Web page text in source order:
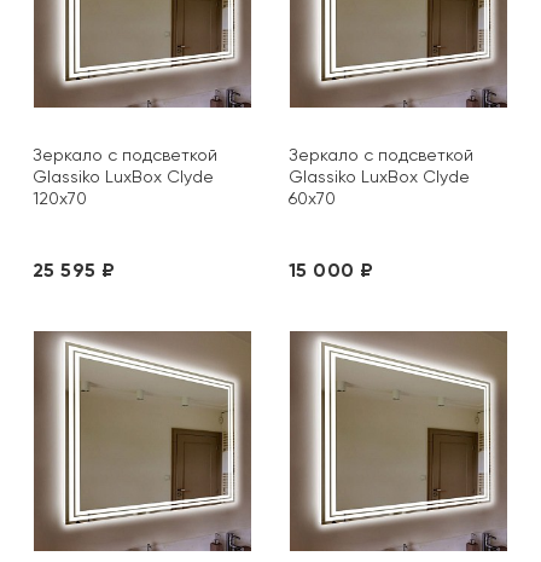
Зеркало с подсветкой
Glassiko LuxBox Clyde
120х70
25 595 ₽
Зеркало с подсветкой
Glassiko LuxBox Clyde
60х70
15 000 ₽